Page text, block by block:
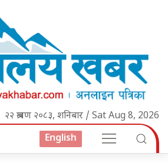
२२ श्रावण २०८३, शनिबार / Sat Aug 8, 2026
English